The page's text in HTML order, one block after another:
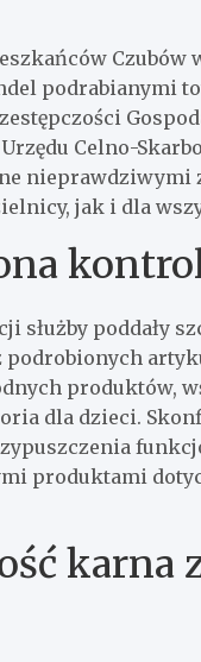
Czubów
podrabianymi
Celno-
jak i dla
służby poddały
produktów,
dla dzieci.
produktami
karna